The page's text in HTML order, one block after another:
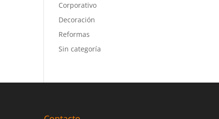
Corporativo
Decoración
Reformas
Sin categoría